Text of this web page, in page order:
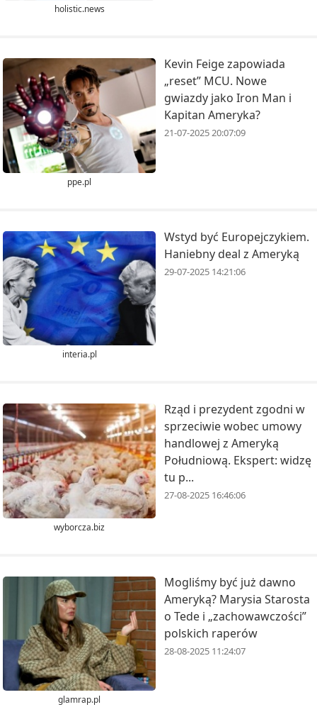
holistic.news
ppe.pl
Kevin Feige zapowiada
„reset” MCU. Nowe
gwiazdy jako Iron Man i
Kapitan Ameryka?
21-07-2025 20:07:09
interia.pl
Wstyd być Europejczykiem.
Haniebny deal z Ameryką
29-07-2025 14:21:06
wyborcza.biz
Rząd i prezydent zgodni w
sprzeciwie wobec umowy
handlowej z Ameryką
Południową. Ekspert: widzę
tu p...
27-08-2025 16:46:06
glamrap.pl
Mogliśmy być już dawno
Ameryką? Marysia Starosta
o Tede i „zachowawczości”
polskich raperów
28-08-2025 11:24:07